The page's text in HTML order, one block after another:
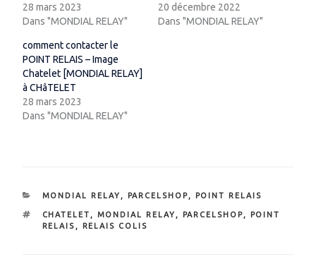
28 mars 2023
Dans "MONDIAL RELAY"
20 décembre 2022
Dans "MONDIAL RELAY"
comment contacter le
POINT RELAIS – Image
Chatelet [MONDIAL RELAY]
à CHâTELET
28 mars 2023
Dans "MONDIAL RELAY"
CATÉGORIES
MONDIAL RELAY, PARCELSHOP, POINT RELAIS
ÉTIQUETTES
CHATELET, MONDIAL RELAY, PARCELSHOP,
POINT
RELAIS, RELAIS COLIS